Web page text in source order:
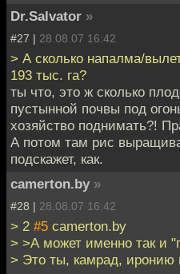
Dr.Salvator »
#27 | 28.08.07 16:42
> А сколько напалма/
193 тыс. га?
ты что, это ж сколько
пустынной почвы под
хозяйство поднимать?!
А потом там рис
подскажет, как.
camerton.by »
#28 | 28.08.07 16:42
> 2 #5 camerton.by
> >А может именно так и
> Это ты, камрад, иронию